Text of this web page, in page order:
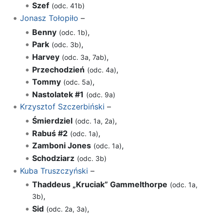
Szef (odc. 41b)
Jonasz Tołopiło –
Benny (odc. 1b),
Park (odc. 3b),
Harvey (odc. 3a, 7ab),
Przechodzień (odc. 4a),
Tommy (odc. 5a),
Nastolatek #1 (odc. 9a)
Krzysztof Szczerbiński –
Śmierdziel (odc. 1a, 2a),
Rabuś #2 (odc. 1a),
Zamboni Jones (odc. 1a),
Schodziarz (odc. 3b)
Kuba Truszczyński –
Thaddeus „Kruciak” Gammelthorpe (odc. 1a,
3b),
Sid (odc. 2a, 3a),